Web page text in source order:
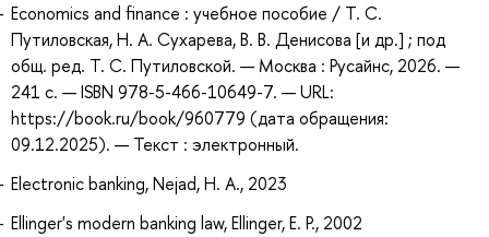
Economics and finance : учебное пособие / Т. С.
Путиловская, Н. А. Сухарева, В. В. Денисова [и др.] ; под
общ. ред. Т. С. Путиловской. — Москва : Русайнс, 2026. —
241 с. — ISBN 978-5-466-10649-7. — URL:
https://book.ru/book/960779 (дата обращения:
09.12.2025). — Текст : электронный.
Electronic banking, Nejad, H. A., 2023
Ellinger's modern banking law, Ellinger, E. P., 2002